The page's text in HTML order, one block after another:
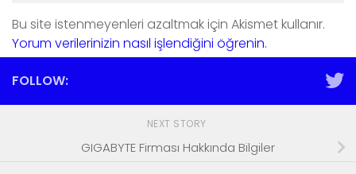
Bu site istenmeyenleri azaltmak için Akismet kullanır.
Yorum verilerinizin nasıl işlendiğini öğrenin.
FOLLOW:
NEXT STORY
GIGABYTE Firması Hakkında Bilgiler